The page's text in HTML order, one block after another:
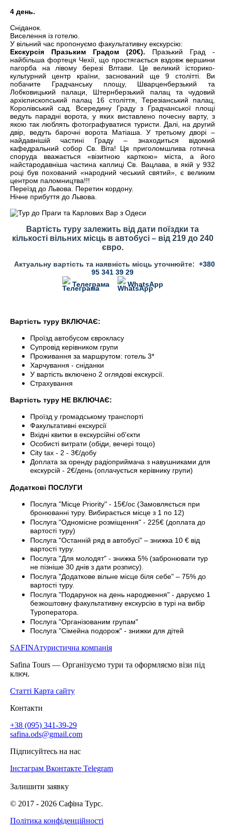
4 день.
Сніданок.
Виселення із готелю.
У вільний час пропонуємо факультативну екскурсію:
Екскурсія Празьким Градом (20€). Празький Град -
найбільша фортеця Чехії, що простягається вздовж вершини
пагорба на лівому березі Влтави. Це великий історико-
культурний центр країни, заснований ще 9 столітті. Ви
побачите Градчанську площу, Шварценберзький та
Лобковицький палаци, Штернберзький палац та чудовий
архієпископський палац 16 століття, Терезіанський палац,
Королівський сад. Всередину Граду з Градчанської площі
ведуть парадні ворота, у яких виставлено почесну варту, з
якою так люблять фотографуватися туристи. Далі, на другий
двір, ведуть барочні ворота Матіаша. У третьому дворі –
найдавнішій частині Граду – знаходиться відомий
кафедральний собор Св. Віта! Ця приголомшлива готична
споруда вважається «візитною карткою» міста, а його
найстародавніша частина каплиці Св. Вацлава, в якій у 932
році був похований «народний чеський святий», є великим
центром паломництва!!!
Переїзд до Львова. Перетин кордону.
Нічне прибуття до Львова.
Вартість туру залежить від дати поїздки та
кількості вільних місць в автобусі – від 219 до 240
євро.
Актуальну вартість та наявність місць уточнюйте: +380
95 341 39 29
Телеграма
WhatsApp
Вартість туру ВКЛЮЧАЄ:
Проїзд автобусом єврокласу
Супровід керівником групи
Проживання за маршрутом: готель 3*
Харчування - сніданки
У вартість включено 2 оглядові екскурсії.
Страхування
Вартість туру НЕ ВКЛЮЧАЄ:
Проїзд у громадському транспорті
Факультативні екскурсії
Вхідні квитки в екскурсійні об'єкти
Особисті витрати (обіди, вечері тощо)
City tax - 2 - 3€/добу
Доплата за оренду радіоприймача з навушниками для
екскурсій - 2€/день (оплачується керівнику групи)
Додаткові ПОСЛУГИ
Послуга "Місце Priority" - 15€/ос (Замовляється при
бронюванні туру. Вибирається місце з 1 по 12)
Послуга "Одномісне розміщення" - 225€ (доплата до
вартості туру)
Послуга "Останній ряд в автобусі" – знижка 10 € від
вартості туру.
Послуга "Для молодят" - знижка 5% (забронювати тур
не пізніше 30 днів з дати розпису).
Послуга "Додаткове вільне місце біля себе" – 75% до
вартості туру.
Послуга "Подарунок на день народження" - даруємо 1
безкоштовну факультативну екскурсію в турі на вибір
Туроператора.
Послуга "Організованим групам"
Послуга "Сімейна подорож" - знижки для дітей
SAFINAтуристична компанія
Safina Tours — Організуємо тури та оформляємо візи під
ключ.
Статті Карта сайту
Контакти
+38 (095) 341-39-29
safina.ods@gmail.com
Підписуйтесь на нас
Інстаграм Вконтакте Telegram
Залишити заявку
© 2017 - 2026 Сафіна Турс.
Політика конфіденційності